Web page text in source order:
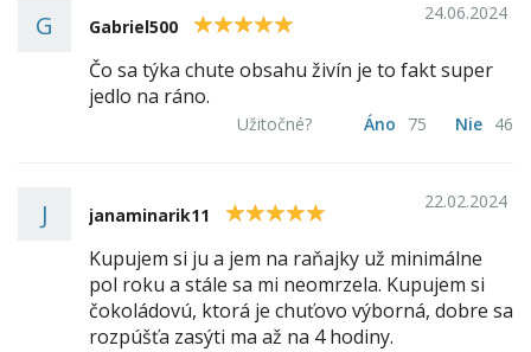
G Gabriel500 5
24.06.2024
Čo sa týka chute obsahu živín je to fakt super
jedlo na ráno.
Užitočné? Áno 75 Nie 46
J janaminarik11 5
22.02.2024
Kupujem si ju a jem na raňajky už minimálne
pol roku a stále sa mi neomrzela. Kupujem si
čokoládovú, ktorá je chuťovo výborná, dobre sa
rozpúšťa zasýti ma až na 4 hodiny.